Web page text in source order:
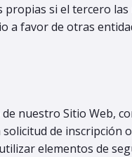
si el tercero
a favor de otras
nuestro Sitio Web,
de
elementos de